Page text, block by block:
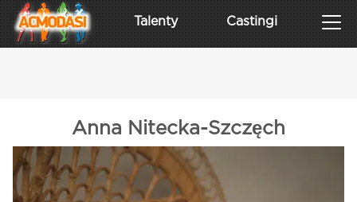
Talenty Castingi
Anna Nitecka-Szczęch